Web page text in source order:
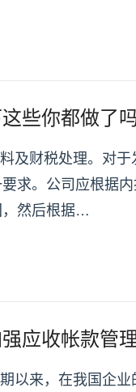
些你都做了
及财税处理。对
求。公司应根据
，然后根据…
应收帐款管
以来，在我国企